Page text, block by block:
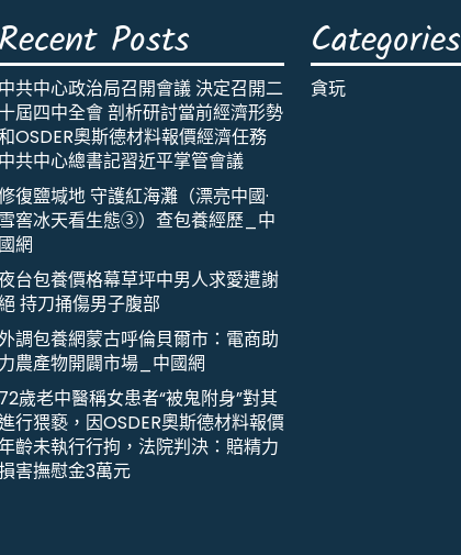
Recent Posts
中共中心政治局召開會議 決定召開二
屆四中全會 剖析研討當前經濟形勢
OSDER奧斯德材料報價經濟任務
中共中心總書記習近平掌管會議
復鹽堿地 守護紅海灘（漂亮中國·
雪窖冰天看生態③）查包養經歷_中
國網
台包養價格幕草坪中男人求愛遭謝
持刀捅傷男子腹部
調包養網蒙古呼倫貝爾市：電商助
力農產物開闢市場_中國網
72歲老中醫稱女患者“被鬼附身”對其
行猥褻，因OSDER奧斯德材料報價
齡未執行行拘，法院判決：賠精力
害撫慰金3萬元
Categories
貪玩